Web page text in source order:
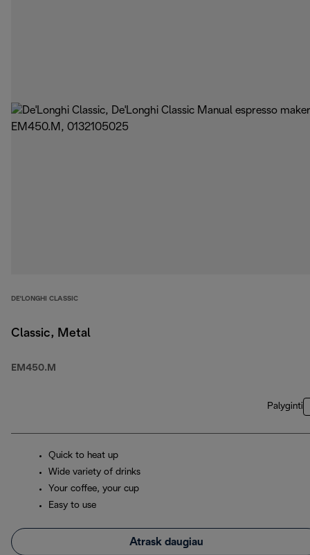
DE'LONGHI CLASSIC
Classic, Metal
EM450.M
Palyginti
Quick to heat up
Wide variety of drinks
Your coffee, your cup
Easy to use
Atrask daugiau